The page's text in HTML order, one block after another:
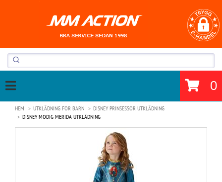
0
HEM UTKLÄDNING FOR BARN
DISNEY PRINSESSOR UTKLÄDNING
DISNEY MODIG MERIDA UTKLÄDNING